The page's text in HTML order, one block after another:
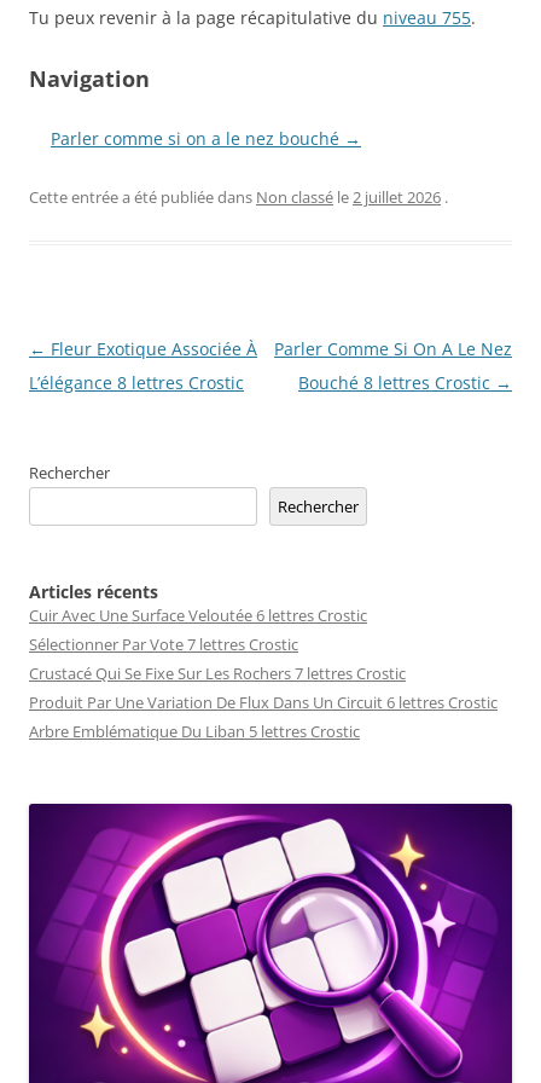
Tu peux revenir à la page récapitulative du niveau 755.
Navigation
Parler comme si on a le nez bouché →
Cette entrée a été publiée dans Non classé le2 juillet 2026 .
Navigation
des
← Fleur Exotique Associée À
L’élégance 8 lettres Crostic
Parler Comme Si On A Le Nez
Bouché 8 lettres Crostic →
Rechercher
Rechercher
Articles récents
Cuir Avec Une Surface Veloutée 6 lettres Crostic
Sélectionner Par Vote 7 lettres Crostic
Crustacé Qui Se Fixe Sur Les Rochers 7 lettres Crostic
Produit Par Une Variation De Flux Dans Un Circuit 6 lettres Crostic
Arbre Emblématique Du Liban 5 lettres Crostic